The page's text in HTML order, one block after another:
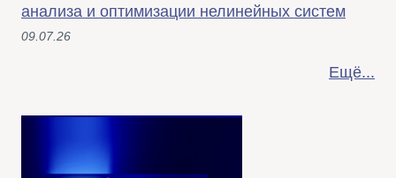
анализа и оптимизации нелинейных систем
09.07.26
Ещё...